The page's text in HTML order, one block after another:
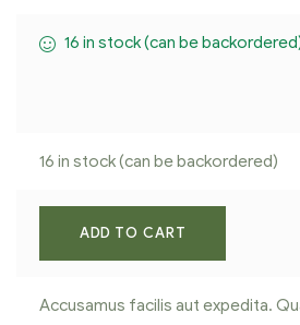
16 in stock (can be
16 in stock (can be backordered)
ADD TO CART
Accusamus facilis aut expedita.